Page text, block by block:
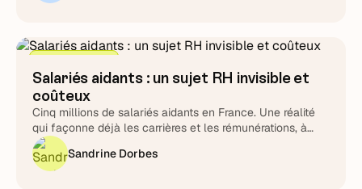
Salariés aidants : un sujet RH invisible et
coûteux
Cinq millions de salariés aidants en France. Une réalité
qui façonne déjà les carrières et les rémunérations, à
piloter plutôt qu'à subir.
Sandrine Dorbes